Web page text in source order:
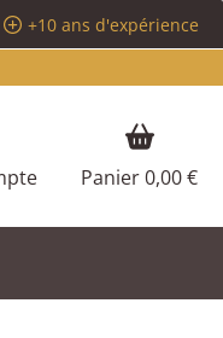
+10 ans d'expérience
dans votre liste
Panier0,00 €